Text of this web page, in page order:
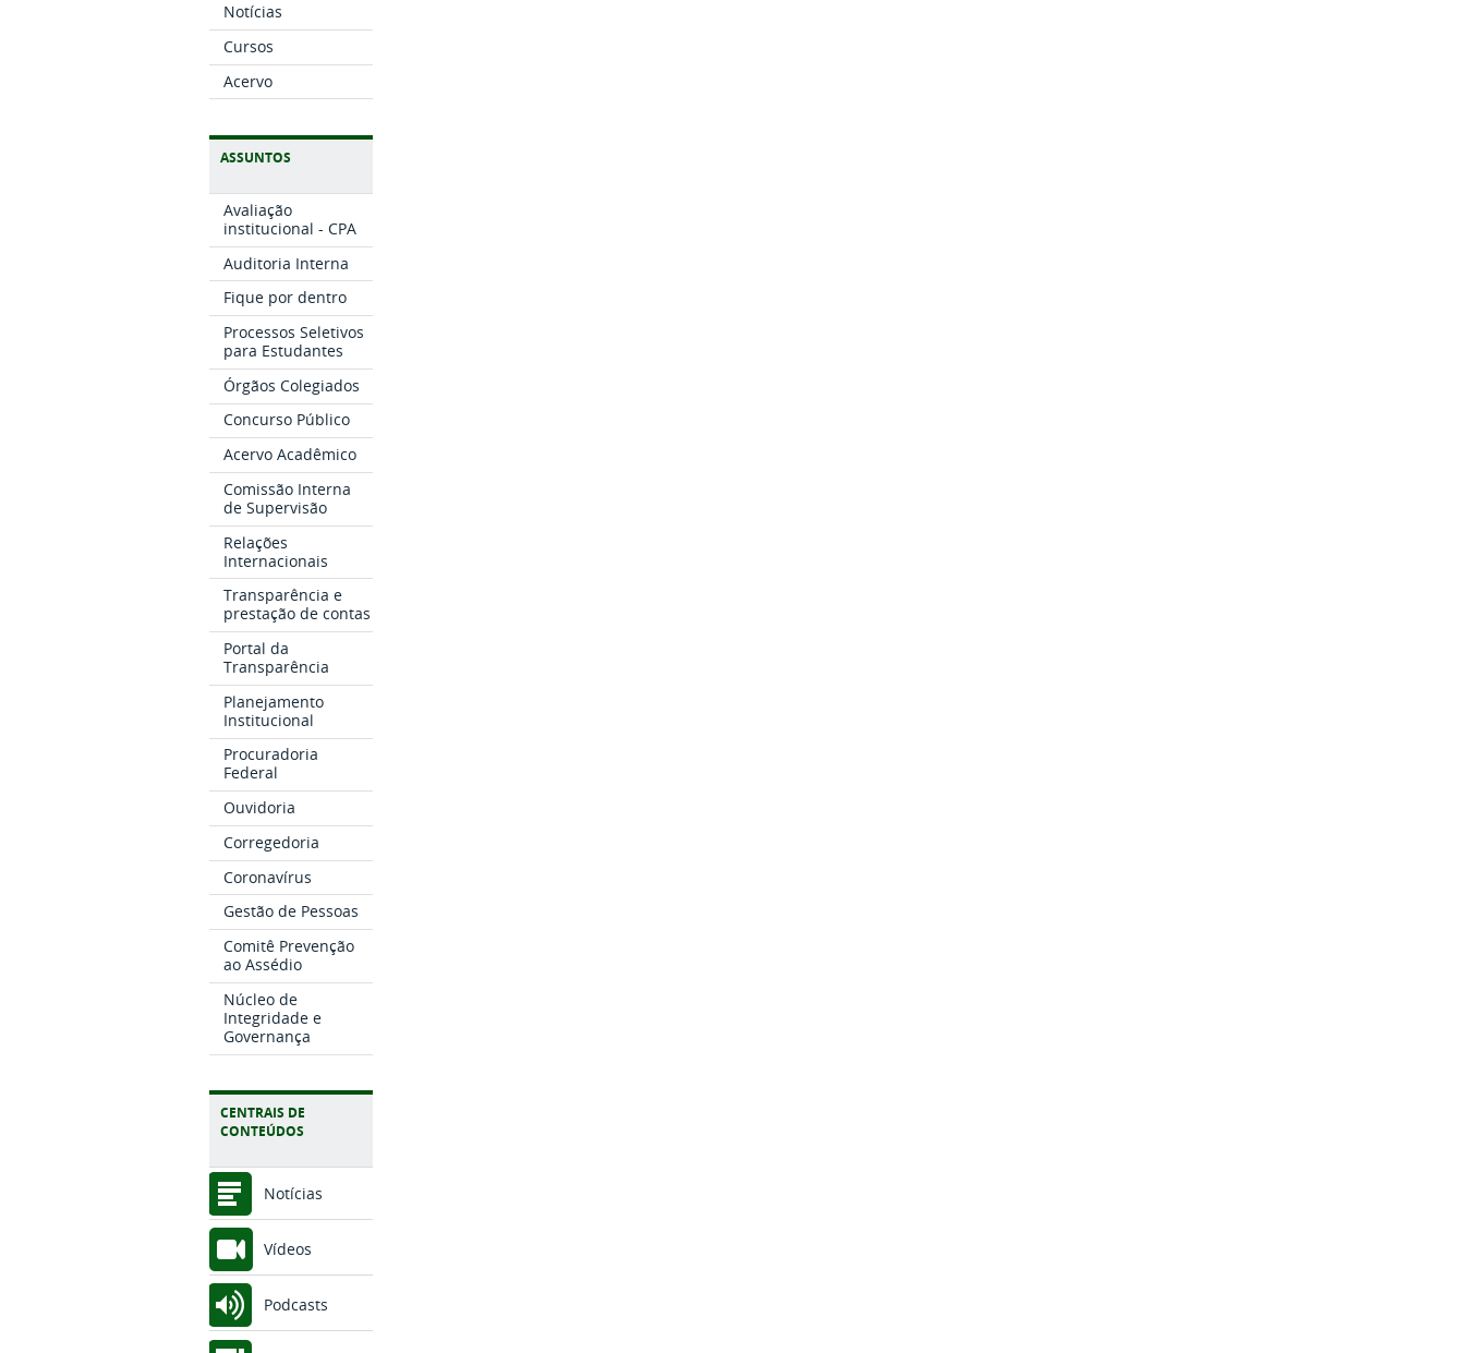
Notícias
Cursos
Acervo
ASSUNTOS
Avaliação
institucional - CPA
Auditoria Interna
Fique por dentro
Processos Seletivos
para Estudantes
Órgãos Colegiados
Concurso Público
Acervo Acadêmico
Comissão Interna
de Supervisão
Relações
Internacionais
Transparência e
prestação de contas
Portal da
Transparência
Planejamento
Institucional
Procuradoria
Federal
Ouvidoria
Corregedoria
Coronavírus
Gestão de Pessoas
Comitê Prevenção
ao Assédio
Núcleo de
Integridade e
Governança
CENTRAIS DE
CONTEÚDOS
Notícias
Vídeos
Podcasts